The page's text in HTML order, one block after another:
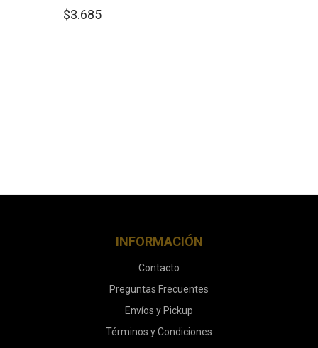
$3.685
INFORMACIÓN
Contacto
Preguntas Frecuentes
Envíos y Pickup
Términos y Condiciones